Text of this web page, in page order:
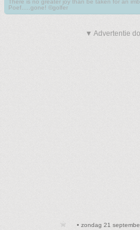
There is no greater joy than be taken for an
Poef.....gone! ©golfer
▼ Advertentie
• zondag 21